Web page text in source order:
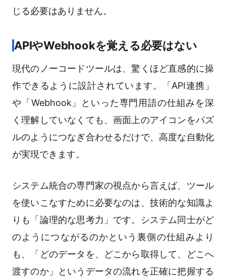
じる必要はありません。
APIやWebhookを覚える必要はない
現代のノーコードツールは、驚くほど直感的に操
作できるように設計されています。「API連携」
や「Webhook」といった専門用語の仕組みを深
く理解していなくても、画面上のアイコンをパズ
ルのようにつなぎ合わせるだけで、高度な自動化
が実現できます。
システム統合の専門家の視点から言えば、ツール
を使いこなすために必要なのは、技術的な知識よ
りも「論理的な思考力」です。システム同士がど
のようにつながるのかという裏側の仕組みより
も、「どのデータを、どこから取得して、どこへ
渡すのか」というデータの流れを正確に把握する